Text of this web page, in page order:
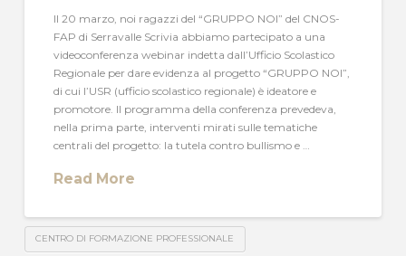
Il 20 marzo, noi ragazzi del “GRUPPO NOI” del CNOS-
FAP di Serravalle Scrivia abbiamo partecipato a una
videoconferenza webinar indetta dall’Ufficio Scolastico
Regionale per dare evidenza al progetto “GRUPPO NOI”,
di cui l’USR (ufficio scolastico regionale) è ideatore e
promotore. Il programma della conferenza prevedeva,
nella prima parte, interventi mirati sulle tematiche
centrali del progetto: la tutela contro bullismo e …
Read More
CENTRO DI FORMAZIONE PROFESSIONALE